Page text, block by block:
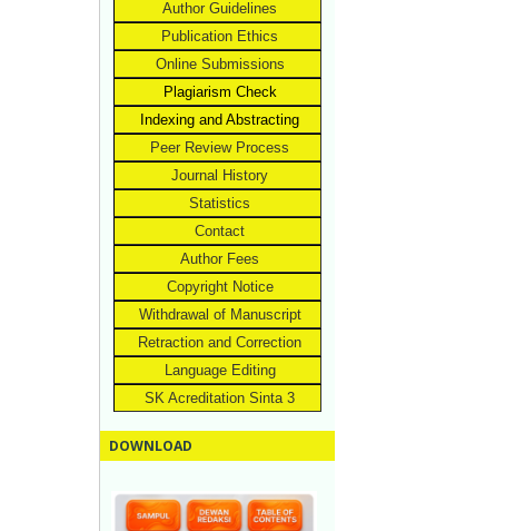
Author Guidelines
Publication Ethics
Online Submissions
Plagiarism Check
Indexing and Abstracting
Peer Review Process
Journal History
Statistics
Contact
Author Fees
Copyright Notice
Withdrawal of Manuscript
Retraction and Correction
Language Editing
SK Acreditation Sinta 3
DOWNLOAD